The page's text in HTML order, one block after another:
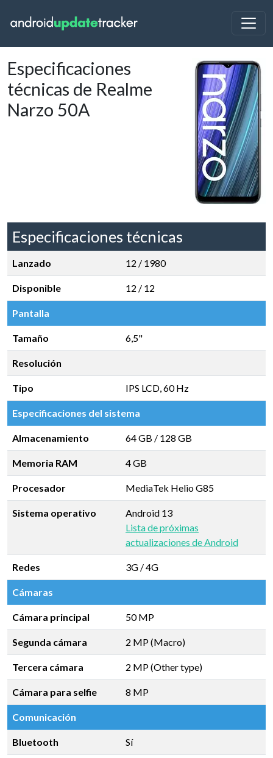
Especificaciones
técnicas de Realme
Narzo 50A
Especificaciones técnicas
Lanzado 12 / 1980
Disponible 12 / 12
Pantalla
Tamaño 6,5"
Resolución
Tipo IPS LCD, 60 Hz
Especificaciones del sistema
Almacenamiento 64 GB / 128 GB
Memoria RAM 4 GB
Procesador MediaTek Helio G85
Sistema operativo
Android 13
Lista de próximas
actualizaciones de Android
Redes 3G / 4G
Cámaras
Cámara principal 50 MP
Segunda cámara 2 MP (Macro)
Tercera cámara 2 MP (Other type)
Cámara para selfie 8 MP
Comunicación
Bluetooth Sí